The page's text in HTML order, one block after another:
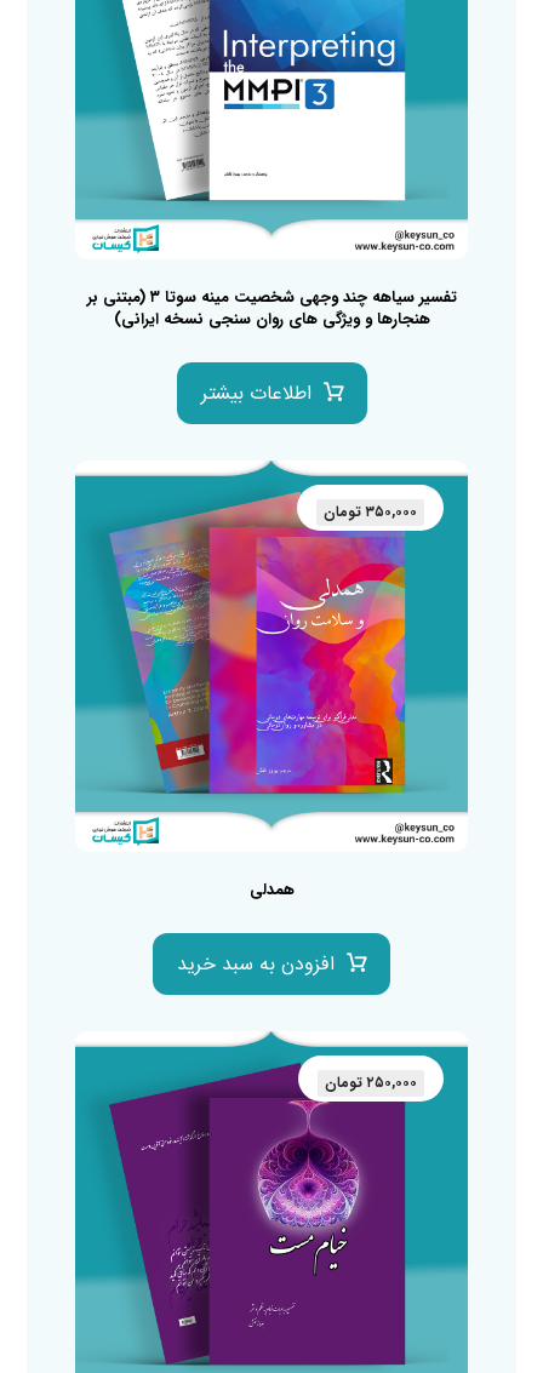
تفسیر سیاهه چند وجهی شخصیت مینه سوتا ۳ (مبتنی بر
هنجارها و ویژگی های روان سنجی نسخه ایرانی)
اطلاعات بیشتر
همدلی
۳۵۰,۰۰۰ تومان
افزودن به سبد خرید
۲۵۰,۰۰۰ تومان